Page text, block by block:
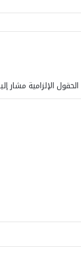
الحقول الإلزامية مشار